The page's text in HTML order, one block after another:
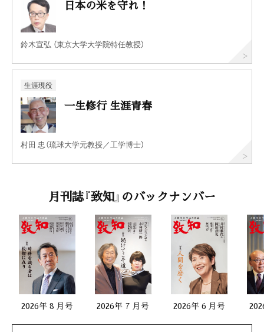
日本の米を守れ！
鈴木宣弘 （東京大学大学院特任教授）
生涯現役
一生修行 生涯青春
村田 忠（琉球大学元教授／工学博士）
月刊誌『致知』のバックナンバー
2026年 8 月号 2026年 7 月号 2026年 6 月号